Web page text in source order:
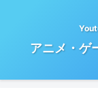
アニメ・ゲ